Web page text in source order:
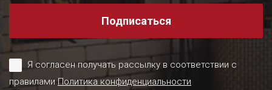
Подписаться
Я согласен получать рассылку в соответствии с
правиламиПолитика конфиденциальности